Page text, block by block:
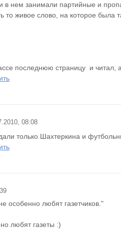
в нем занимали партийные и
то живое слово, на которое была
последнюю страницу  и читал,
08:08
только Шахтеркина и
особенно любят газетчиков."
любят газеты :)